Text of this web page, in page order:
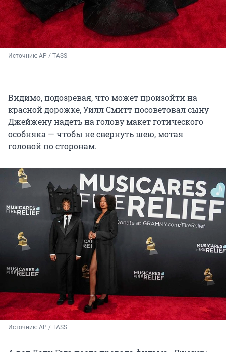
Источник: AP / TASS
Видимо, подозревая, что может произойти на
красной дорожке, Уилл Смитт посоветовал сыну
Джейжену надеть на голову макет готического
особняка — чтобы не свернуть шею, мотая
головой по сторонам.
Источник: AP / TASS